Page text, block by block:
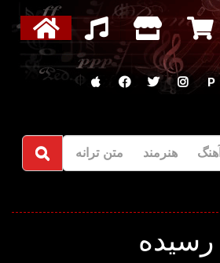
P
هنرمند متن ترانه
رسیده